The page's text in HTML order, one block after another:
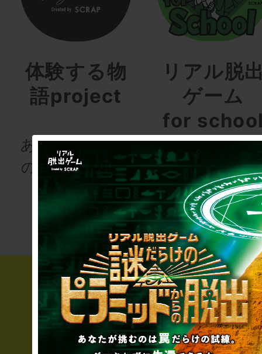
体験する物
語project
あなたも、物語
の登場人物にな
りませんか
リアル脱
ゲーム
for
次の授業は“謎
き”!?